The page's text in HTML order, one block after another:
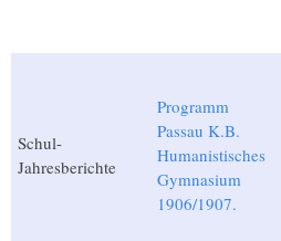
Schul-
Jahresberichte
Programm
Passau K.B.
Humanistisches
Gymnasium
1906/1907.